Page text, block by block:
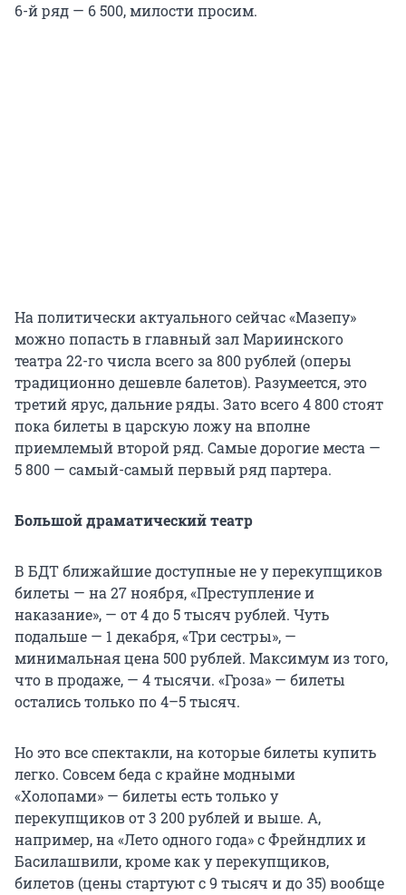
6-й ряд — 6 500, милости просим.
На политически актуального сейчас «Мазепу»
можно попасть в главный зал Мариинского
театра 22-го числа всего за 800 рублей (оперы
традиционно дешевле балетов). Разумеется, это
третий ярус, дальние ряды. Зато всего 4 800 стоят
пока билеты в царскую ложу на вполне
приемлемый второй ряд. Самые дорогие места —
5 800 — самый-самый первый ряд партера.
Большой драматический театр
В БДТ ближайшие доступные не у перекупщиков
билеты — на 27 ноября, «Преступление и
наказание», — от 4 до 5 тысяч рублей. Чуть
подальше — 1 декабря, «Три сестры», —
минимальная цена 500 рублей. Максимум из того,
что в продаже, — 4 тысячи. «Гроза» — билеты
остались только по 4–5 тысяч.
Но это все спектакли, на которые билеты купить
легко. Совсем беда с крайне модными
«Холопами» — билеты есть только у
перекупщиков от 3 200 рублей и выше. А,
например, на «Лето одного года» с Фрейндлих и
Басилашвили, кроме как у перекупщиков,
билетов (цены стартуют с 9 тысяч и до 35) вообще